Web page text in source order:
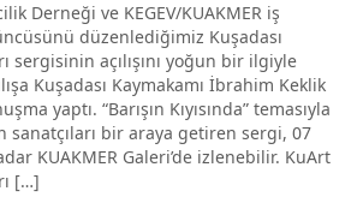
Derneği ve KEGEV/KUAKMER iş
düzenlediğimiz Kuşadası
sergisinin açılışını yoğun bir ilgiyle
Kuşadası Kaymakamı İbrahim Keklik
yaptı. “Barışın Kıyısında” temasıyla
sanatçıları bir araya getiren sergi, 07
KUAKMER Galeri’de izlenebilir. KuArt
[…]